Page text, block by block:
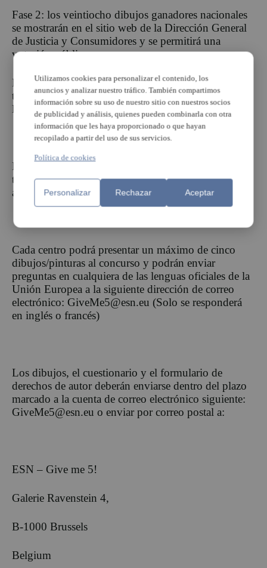
Fase 2: los veintiocho dibujos ganadores nacionales
se mostrarán en el sitio web de la Dirección General
de Justicia y Consumidores y se permitirá una
votación pública.
Fase 3: el jurado seleccionará el primer, segundo y
tercer premios generales. El jurado tendrá en cuenta
los resultados de la votación pública en su selección.
El 16 de febrero es el último día para presentar los
trabajos al concurso. El 8 de abril de 2016 se
anunciarán los ganadores.
Cada centro podrá presentar un máximo de cinco
dibujos/pinturas al concurso y podrán enviar
preguntas en cualquiera de las lenguas oficiales de la
Unión Europea a la siguiente dirección de correo
electrónico: GiveMe5@esn.eu (Solo se responderá
en inglés o francés)
Los dibujos, el cuestionario y el formulario de
derechos de autor deberán enviarse dentro del plazo
marcado a la cuenta de correo electrónico siguiente:
GiveMe5@esn.eu o enviar por correo postal a:
ESN – Give me 5!
Galerie Ravenstein 4,
B-1000 Brussels
Belgium
Utilizamos cookies para personalizar el contenido, los
anuncios y analizar nuestro tráfico. También compartimos
información sobre su uso de nuestro sitio con nuestros socios
de publicidad y análisis, quienes pueden combinarla con otra
información que les haya proporcionado o que hayan
recopilado a partir del uso de sus servicios.
Política de cookies
Personalizar Rechazar Aceptar